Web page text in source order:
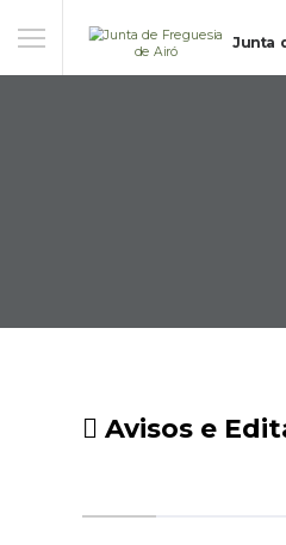
Junta
Avisos e